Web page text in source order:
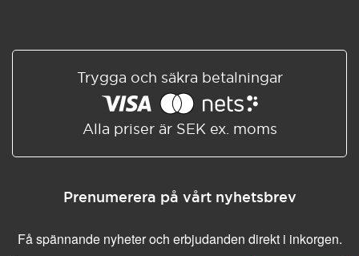
Trygga och säkra betalningar
Alla priser är SEK ex. moms
Prenumerera på vårt nyhetsbrev
Få spännande nyheter och erbjudanden direkt i inkorgen.